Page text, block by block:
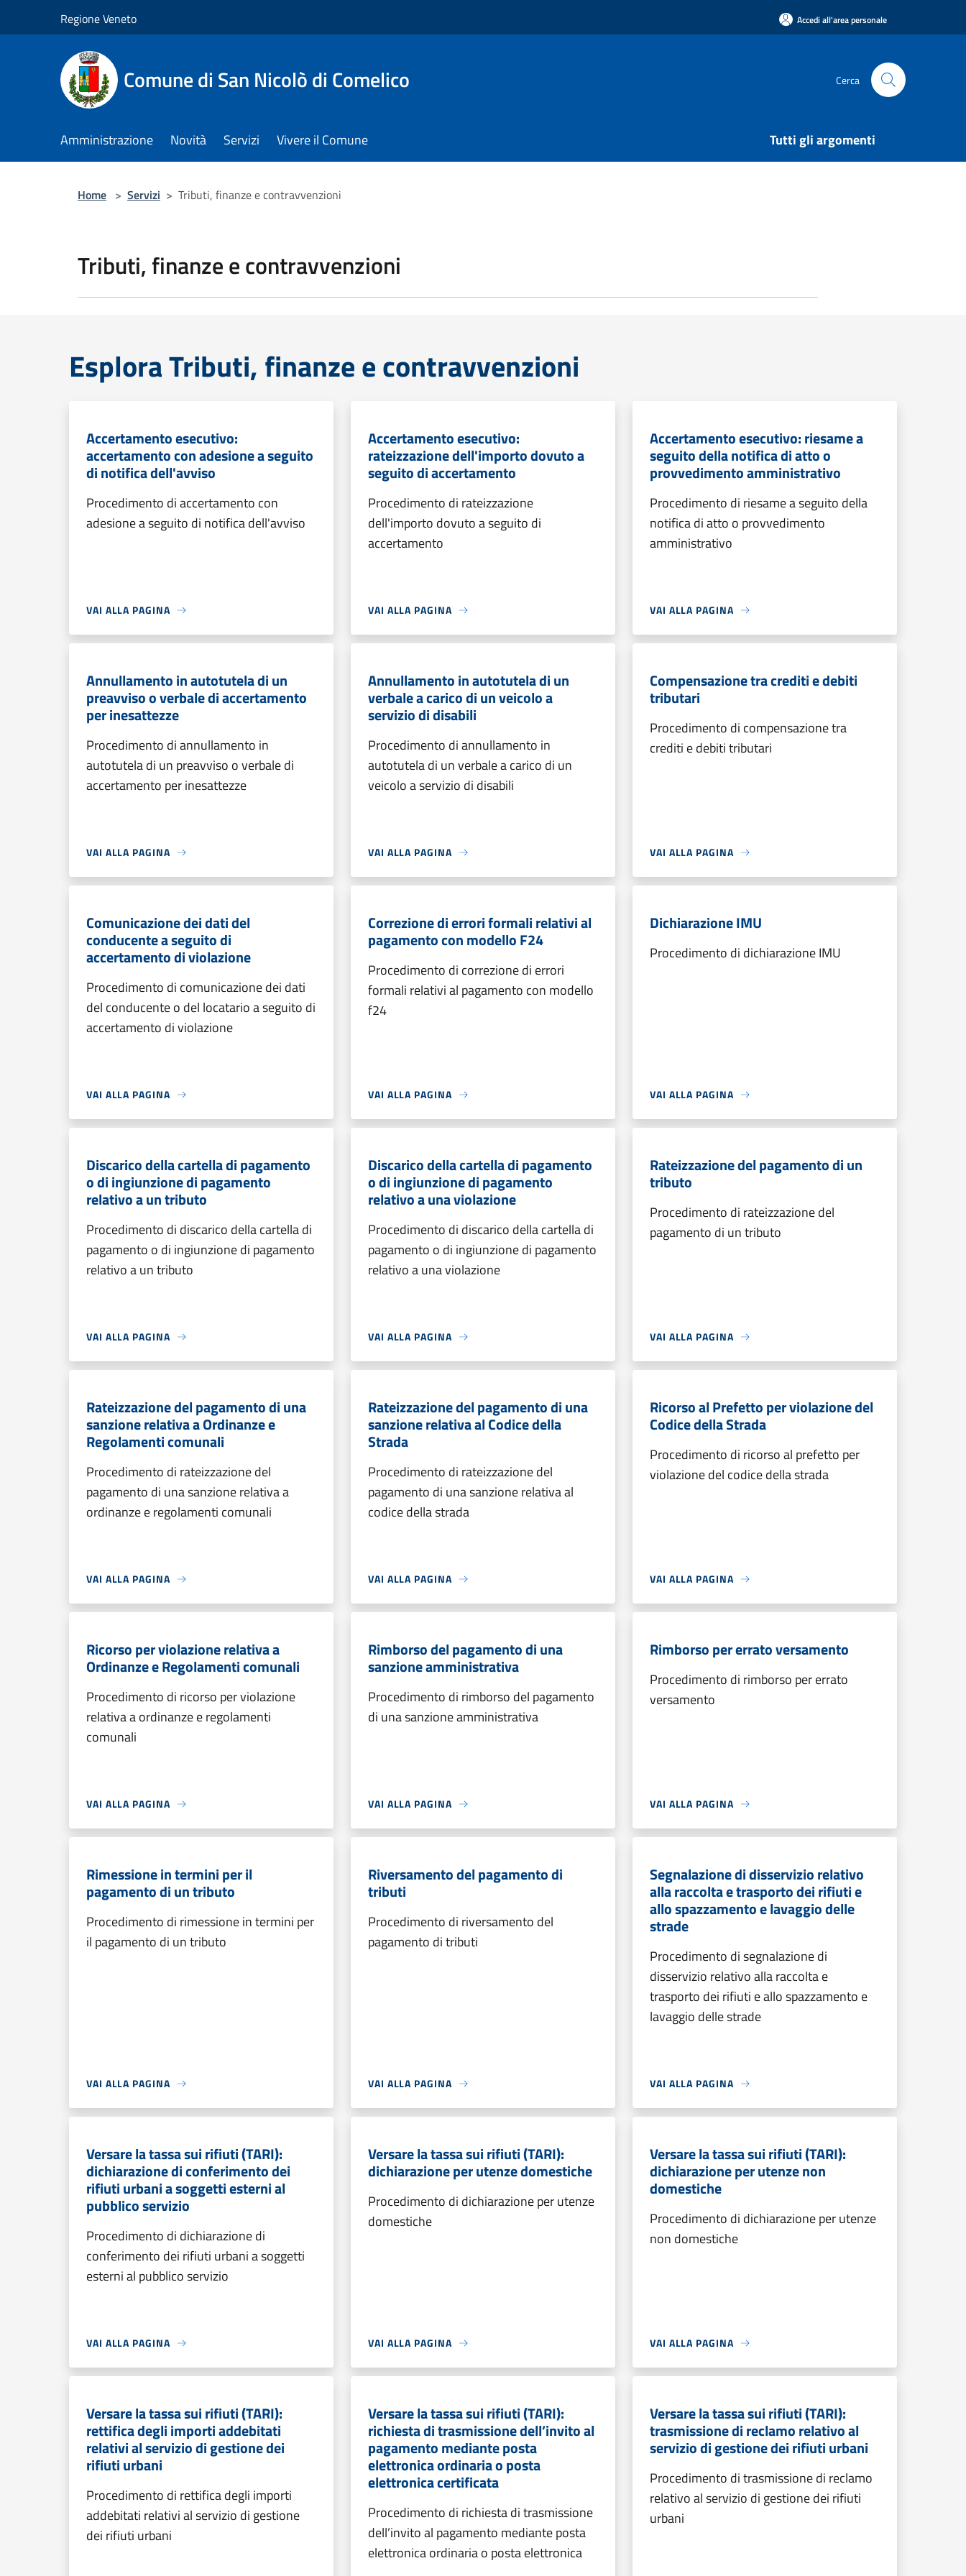
Regione Veneto Accedi all'area personale
Comune di San Nicolò di Comelico Cerca
Amministrazione Novità Servizi Vivere il Comune Tutti gli argomenti
Home > Servizi > Tributi, finanze e contravvenzioni
Tributi, finanze e contravvenzioni
Esplora Tributi, finanze e contravvenzioni
Accertamento esecutivo:
accertamento con adesione a seguito
di notifica dell'avviso
Procedimento di accertamento con
adesione a seguito di notifica dell'avviso
VAI ALLA PAGINA
Accertamento esecutivo:
rateizzazione dell'importo dovuto a
seguito di accertamento
Procedimento di rateizzazione
dell'importo dovuto a seguito di
accertamento
VAI ALLA PAGINA
Accertamento esecutivo: riesame a
seguito della notifica di atto o
provvedimento amministrativo
Procedimento di riesame a seguito della
notifica di atto o provvedimento
amministrativo
VAI ALLA PAGINA
Annullamento in autotutela di un
preavviso o verbale di accertamento
per inesattezze
Procedimento di annullamento in
autotutela di un preavviso o verbale di
accertamento per inesattezze
VAI ALLA PAGINA
Annullamento in autotutela di un
verbale a carico di un veicolo a
servizio di disabili
Procedimento di annullamento in
autotutela di un verbale a carico di un
veicolo a servizio di disabili
VAI ALLA PAGINA
Compensazione tra crediti e debiti
tributari
Procedimento di compensazione tra
crediti e debiti tributari
VAI ALLA PAGINA
Comunicazione dei dati del
conducente a seguito di
accertamento di violazione
Procedimento di comunicazione dei dati
del conducente o del locatario a seguito di
accertamento di violazione
VAI ALLA PAGINA
Correzione di errori formali relativi al
pagamento con modello F24
Procedimento di correzione di errori
formali relativi al pagamento con modello
f24
VAI ALLA PAGINA
Dichiarazione IMU
Procedimento di dichiarazione IMU
VAI ALLA PAGINA
Discarico della cartella di pagamento
o di ingiunzione di pagamento
relativo a un tributo
Procedimento di discarico della cartella di
pagamento o di ingiunzione di pagamento
relativo a un tributo
VAI ALLA PAGINA
Discarico della cartella di pagamento
o di ingiunzione di pagamento
relativo a una violazione
Procedimento di discarico della cartella di
pagamento o di ingiunzione di pagamento
relativo a una violazione
VAI ALLA PAGINA
Rateizzazione del pagamento di un
tributo
Procedimento di rateizzazione del
pagamento di un tributo
VAI ALLA PAGINA
Rateizzazione del pagamento di una
sanzione relativa a Ordinanze e
Regolamenti comunali
Procedimento di rateizzazione del
pagamento di una sanzione relativa a
ordinanze e regolamenti comunali
VAI ALLA PAGINA
Rateizzazione del pagamento di una
sanzione relativa al Codice della
Strada
Procedimento di rateizzazione del
pagamento di una sanzione relativa al
codice della strada
VAI ALLA PAGINA
Ricorso al Prefetto per violazione del
Codice della Strada
Procedimento di ricorso al prefetto per
violazione del codice della strada
VAI ALLA PAGINA
Ricorso per violazione relativa a
Ordinanze e Regolamenti comunali
Procedimento di ricorso per violazione
relativa a ordinanze e regolamenti
comunali
VAI ALLA PAGINA
Rimborso del pagamento di una
sanzione amministrativa
Procedimento di rimborso del pagamento
di una sanzione amministrativa
VAI ALLA PAGINA
Rimborso per errato versamento
Procedimento di rimborso per errato
versamento
VAI ALLA PAGINA
Rimessione in termini per il
pagamento di un tributo
Procedimento di rimessione in termini per
il pagamento di un tributo
VAI ALLA PAGINA
Riversamento del pagamento di
tributi
Procedimento di riversamento del
pagamento di tributi
VAI ALLA PAGINA
Segnalazione di disservizio relativo
alla raccolta e trasporto dei rifiuti e
allo spazzamento e lavaggio delle
strade
Procedimento di segnalazione di
disservizio relativo alla raccolta e
trasporto dei rifiuti e allo spazzamento e
lavaggio delle strade
VAI ALLA PAGINA
Versare la tassa sui rifiuti (TARI):
dichiarazione di conferimento dei
rifiuti urbani a soggetti esterni al
pubblico servizio
Procedimento di dichiarazione di
conferimento dei rifiuti urbani a soggetti
esterni al pubblico servizio
VAI ALLA PAGINA
Versare la tassa sui rifiuti (TARI):
dichiarazione per utenze domestiche
Procedimento di dichiarazione per utenze
domestiche
VAI ALLA PAGINA
Versare la tassa sui rifiuti (TARI):
dichiarazione per utenze non
domestiche
Procedimento di dichiarazione per utenze
non domestiche
VAI ALLA PAGINA
Versare la tassa sui rifiuti (TARI):
rettifica degli importi addebitati
relativi al servizio di gestione dei
rifiuti urbani
Procedimento di rettifica degli importi
addebitati relativi al servizio di gestione
dei rifiuti urbani
Versare la tassa sui rifiuti (TARI):
richiesta di trasmissione dell’invito al
pagamento mediante posta
elettronica ordinaria o posta
elettronica certificata
Procedimento di richiesta di trasmissione
dell’invito al pagamento mediante posta
elettronica ordinaria o posta elettronica
Versare la tassa sui rifiuti (TARI):
trasmissione di reclamo relativo al
servizio di gestione dei rifiuti urbani
Procedimento di trasmissione di reclamo
relativo al servizio di gestione dei rifiuti
urbani